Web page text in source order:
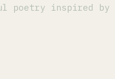
poetry inspired by